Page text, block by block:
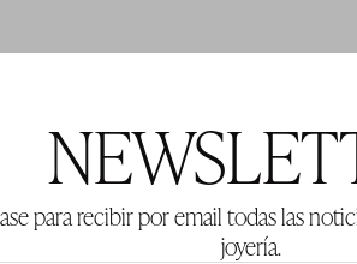
para recibir por email todas las
joyería.